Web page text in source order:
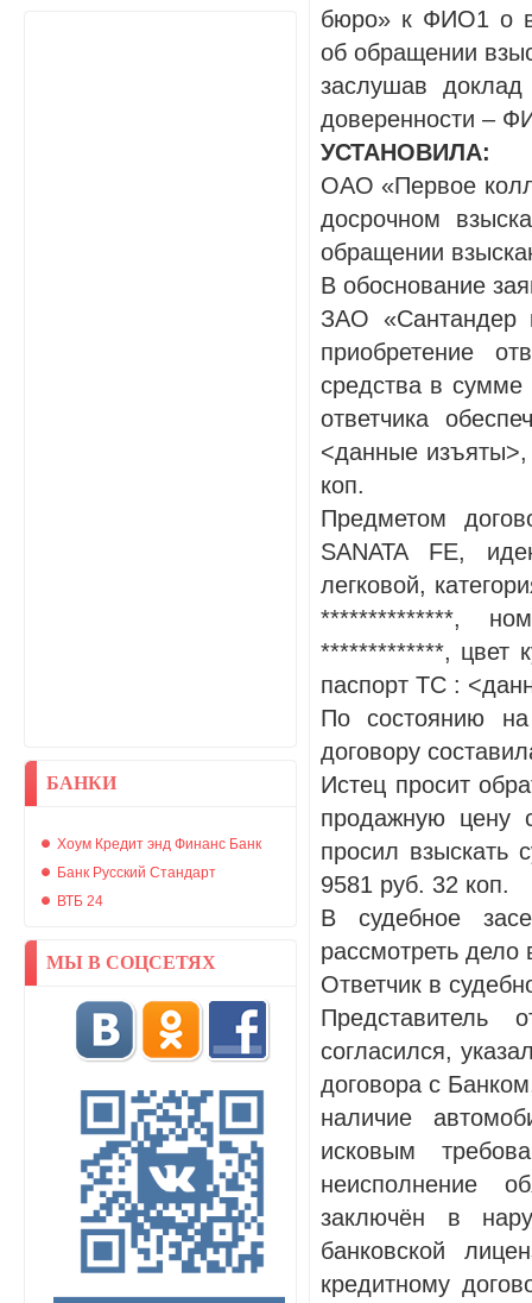
БАНКИ
Хоум Кредит энд Финанс Банк
Банк Русский Стандарт
ВТБ 24
МЫ В СОЦСЕТЯХ
бюро» к ФИО1 о
об обращении
заслушав
доверенности –
УСТАНОВИЛА:
ОАО «Первое
досрочном
обращении
В обоснование
ЗАО «Сантандер
приобретение
средства в сумме
ответчика
<данные изъяты>,
коп.
Предметом
SANATA FE,
легковой,
**************,
*************, цвет
паспорт ТС :
По состоянию
договору
Истец просит
продажную цену
просил взыскать
9581 руб. 32 коп.
В судебное
рассмотреть дело
Ответчик в
согласился,
договора с
наличие
исковым
неисполнение
заключён в
банковской
кредитному